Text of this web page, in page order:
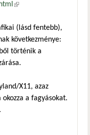
(külső hivatkozás)
(lásd fentebb),
következménye:
történik a
X11, azaz
a fagyásokat.